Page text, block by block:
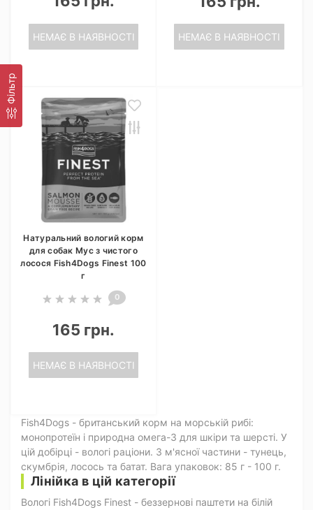
Фільтр
НЕМАЄ В НАЯВНОСТІ НЕМАЄ В НАЯВНОСТІ
Натуральний вологий корм
для собак Мус з чистого
лосося Fish4Dogs Finest 100
г
0
165 грн.
НЕМАЄ В НАЯВНОСТІ
Fish4Dogs - британський корм на морській рибі:
монопротеїн і природна омега-3 для шкіри та шерсті. У
цій добірці - вологі раціони. З м'ясної частини - тунець,
скумбрія, лосось та батат. Вага упаковок: 85 г - 100 г.
Лінійка в цій категорії
Вологі Fish4Dogs Finest - беззернові паштети на білій